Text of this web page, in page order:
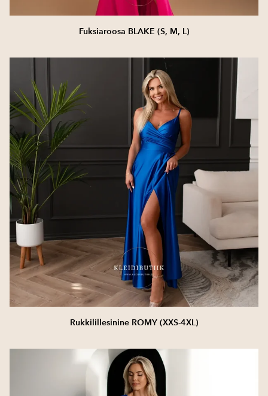
Fuksiaroosa BLAKE (S, M, L)
Rukkilillesinine ROMY (XXS-4XL)